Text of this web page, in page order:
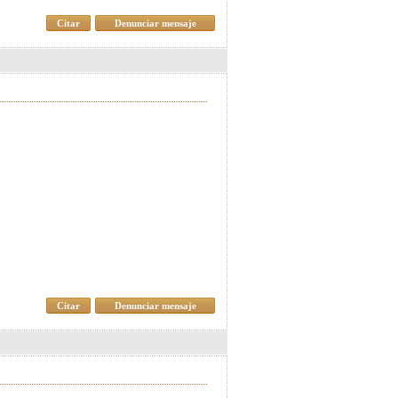
Denunciar mensaje
Citar
Denunciar mensaje
Citar